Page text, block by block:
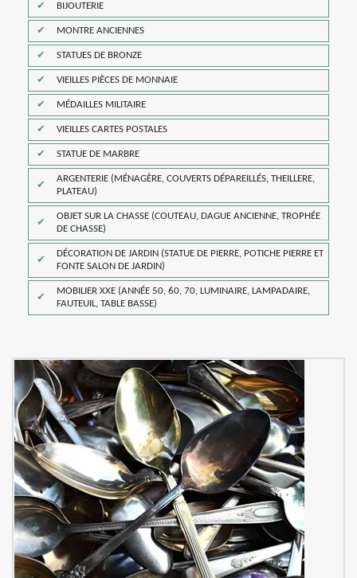
BIJOUTERIE
MONTRE ANCIENNES
STATUES DE BRONZE
VIEILLES PIÈCES DE MONNAIE
MÉDAILLES MILITAIRE
VIEILLES CARTES POSTALES
STATUE DE MARBRE
ARGENTERIE (MÉNAGÈRE, COUVERTS DÉPAREILLÉS, THEILLERE,
PLATEAU)
OBJET SUR LA CHASSE (COUTEAU, DAGUE ANCIENNE, TROPHÉE
DE CHASSE)
DÉCORATION DE JARDIN (STATUE DE PIERRE, POTICHE PIERRE ET
FONTE SALON DE JARDIN)
MOBILIER XXE (ANNÉE 50, 60, 70, LUMINAIRE, LAMPADAIRE,
FAUTEUIL, TABLE BASSE)